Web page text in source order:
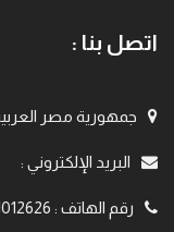
اتصل بنا :
جمهورية مصر
البريد الإلكتروني :
رقم الهاتف :